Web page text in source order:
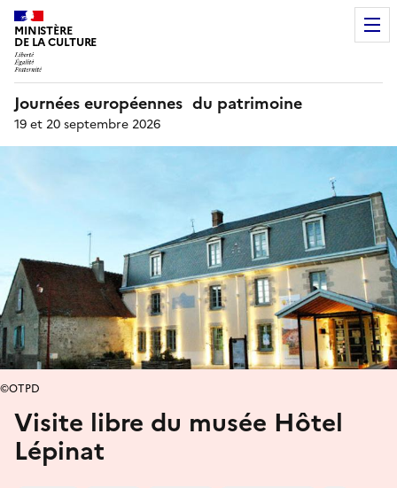
MINISTÈRE
DE LA CULTURE
Journées européennes du patrimoine
19 et 20 septembre 2026
Visite libre du musée Hôtel
Lépinat
©OTPD